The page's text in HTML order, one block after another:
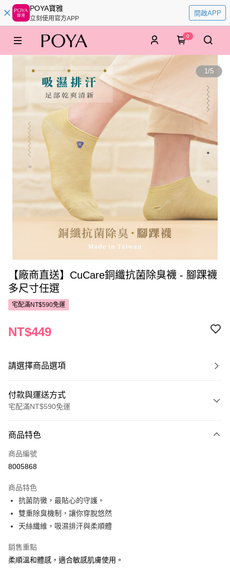
POYA寶雅
立刻使用官方APP
開啟APP
0
1/5
【廠商直送】CuCare銅纖抗菌除臭襪 - 腳踝襪
多尺寸任選
宅配滿NT$590免運
NT$449
請選擇商品選項
付款與運送方式
宅配滿NT$590免運
POYA支付
信用卡一次付款
Apple Pay
街口支付
Google Pay
商品特色
商品編號
8005868
商品特色
抗菌防黴，最貼心的守護。
雙重除臭機制，讓你穿脫悠然
天絲纖維，吸濕排汗與柔順體
銷售重點
柔順溫和體感，適合敏感肌膚使用。